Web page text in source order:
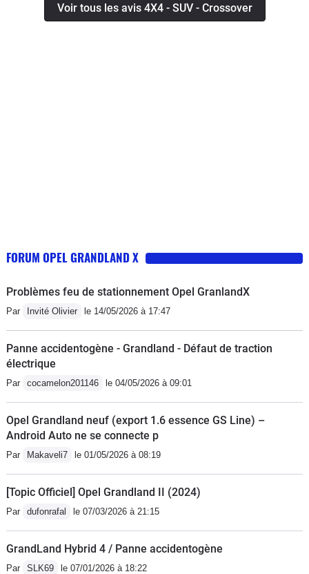
Voir tous les avis 4X4 - SUV - Crossover
FORUM OPEL GRANDLAND X
Problèmes feu de stationnement Opel GranlandX
Par Invité Olivier le 14/05/2026 à 17:47
Panne accidentogène - Grandland - Défaut de traction
électrique
Par cocamelon201146 le 04/05/2026 à 09:01
Opel Grandland neuf (export 1.6 essence GS Line) –
Android Auto ne se connecte p
Par Makaveli7 le 01/05/2026 à 08:19
[Topic Officiel] Opel Grandland II (2024)
Par dufonrafal le 07/03/2026 à 21:15
GrandLand Hybrid 4 / Panne accidentogène
Par SLK69 le 07/01/2026 à 18:22